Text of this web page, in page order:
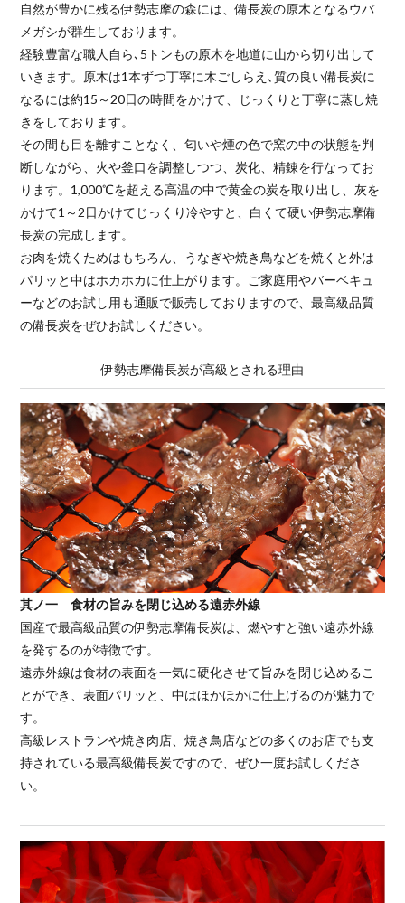
自然が豊かに残る伊勢志摩の森には、備長炭の原木となるウバ
メガシが群生しております。
経験豊富な職人自ら､5トンもの原木を地道に山から切り出して
いきます。原木は1本ずつ丁寧に木ごしらえ､質の良い備長炭に
なるには約15～20日の時間をかけて、じっくりと丁寧に蒸し焼
きをしております。
その間も目を離すことなく、匂いや煙の色で窯の中の状態を判
断しながら、火や釜口を調整しつつ、炭化、精錬を行なってお
ります。1,000℃を超える高温の中で黄金の炭を取り出し、灰を
かけて1～2日かけてじっくり冷やすと、白くて硬い伊勢志摩備
長炭の完成します。
お肉を焼くためはもちろん、うなぎや焼き鳥などを焼くと外は
パリッと中はホカホカに仕上がります。ご家庭用やバーベキュ
ーなどのお試し用も通販で販売しておりますので、最高級品質
の備長炭をぜひお試しください。
伊勢志摩備長炭が高級とされる理由
其ノ一 食材の旨みを閉じ込める遠赤外線
国産で最高級品質の伊勢志摩備長炭は、燃やすと強い遠赤外線
を発するのが特徴です。
遠赤外線は食材の表面を一気に硬化させて旨みを閉じ込めるこ
とができ、表面パリッと、中はほかほかに仕上げるのが魅力で
す。
高級レストランや焼き肉店、焼き鳥店などの多くのお店でも支
持されている最高級備長炭ですので、ぜひ一度お試しくださ
い。